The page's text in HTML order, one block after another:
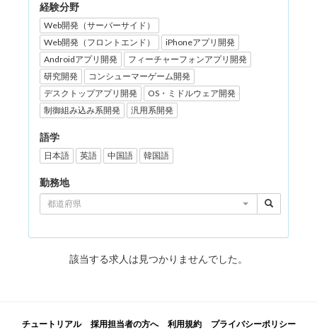
経験分野
Web開発（サーバーサイド）
Web開発（フロントエンド）
iPhoneアプリ開発
Androidアプリ開発
フィーチャーフォンアプリ開発
研究開発
コンシューマーゲーム開発
デスクトップアプリ開発
OS・ミドルウェア開発
制御組み込み系開発
汎用系開発
語学
日本語 英語 中国語 韓国語
勤務地
都道府県
該当する求人は見つかりませんでした。
チュートリアル 採用担当者の方へ 利用規約 プライバシーポリシー